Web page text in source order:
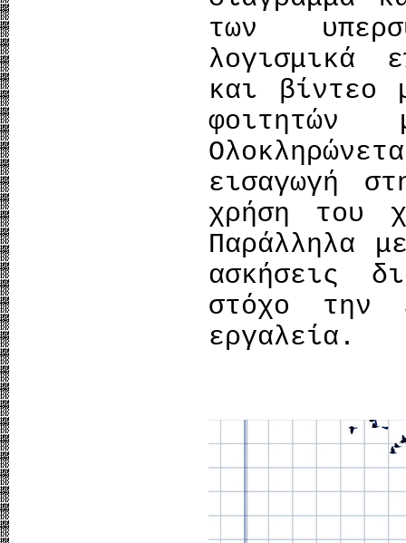
των
λογισμικά
και βίντεο
εισαγωγή
χρήση του
Παράλληλα
ασκήσεις
στόχο την
εργαλεία.